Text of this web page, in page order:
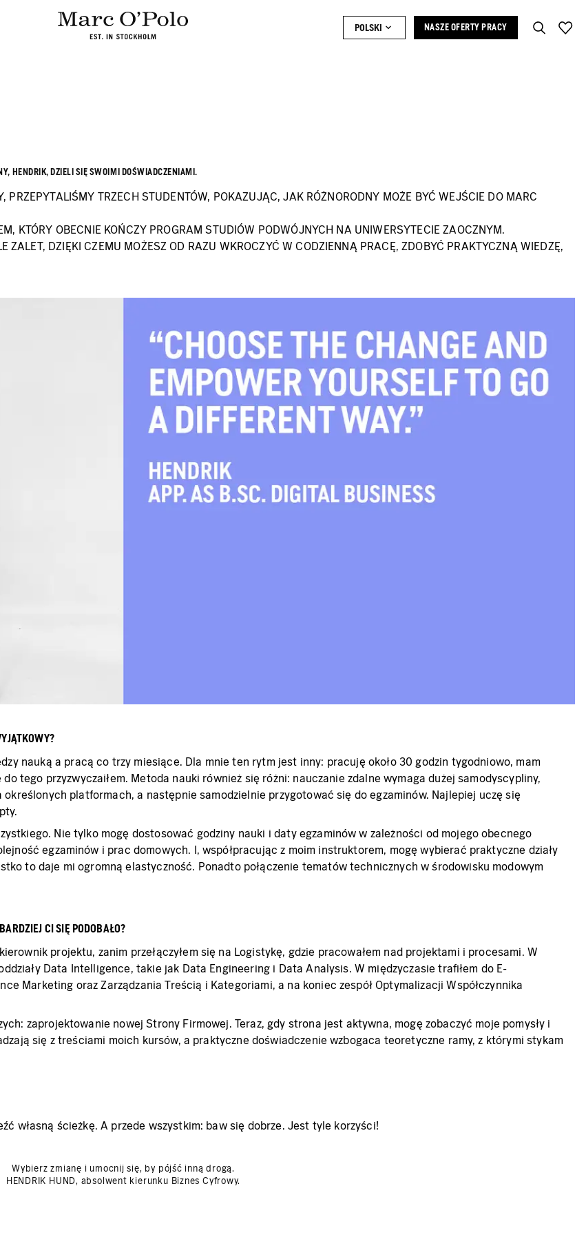
POLSKI NASZE OFERTY PRACY
HENDRIK, DZIELI SIĘ SWOIMI DOŚWIADCZENIAMI.
TRZECH STUDENTÓW, POKAZUJĄC, JAK RÓŻNORODNY MOŻE BYĆ WEJŚCIE DO MARC
KTÓRY OBECNIE KOŃCZY PROGRAM STUDIÓW PODWÓJNYCH NA UNIWERSYTECIE ZAOCZNYM.
ZALET, DZIĘKI CZEMU MOŻESZ OD RAZU WKROCZYĆ W CODZIENNĄ PRACĘ, ZDOBYĆ PRAKTYCZNĄ WIEDZĘ,
nauką a pracą co trzy miesiące. Dla mnie ten rytm jest inny: pracuję około 30 godzin tygodniowo, mam
tego przyzwyczaiłem. Metoda nauki również się różni: nauczanie zdalne wymaga dużej samodyscypliny,
platformach, a następnie samodzielnie przygotować się do egzaminów. Najlepiej uczę się
Nie tylko mogę dostosować godziny nauki i daty egzaminów w zależności od mojego obecnego
egzaminów i prac domowych. I, współpracując z moim instruktorem, mogę wybierać praktyczne działy
to daje mi ogromną elastyczność. Ponadto połączenie tematów technicznych w środowisku modowym
CI SIĘ PODOBAŁO?
projektu, zanim przełączyłem się na Logistykę, gdzie pracowałem nad projektami i procesami. W
Data Intelligence, takie jak Data Engineering i Data Analysis. W międzyczasie trafiłem do E-
Marketing oraz Zarządzania Treścią i Kategoriami, a na koniec zespół Optymalizacji Współczynnika
zaprojektowanie nowej Strony Firmowej. Teraz, gdy strona jest aktywna, mogę zobaczyć moje pomysły i
się z treściami moich kursów, a praktyczne doświadczenie wzbogaca teoretyczne ramy, z którymi stykam
własną ścieżkę. A przede wszystkim: baw się dobrze. Jest tyle korzyści!
Wybierz zmianę i umocnij się, by pójść inną drogą.
HENDRIK HUND, absolwent kierunku Biznes Cyfrowy.